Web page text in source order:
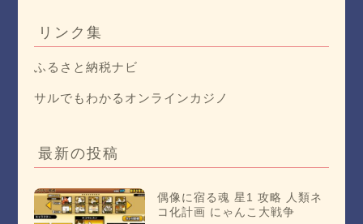
リンク集
ふるさと納税ナビ
サルでもわかるオンラインカジノ
最新の投稿
偶像に宿る魂 星1 攻略 人類ネ
コ化計画 にゃんこ大戦争